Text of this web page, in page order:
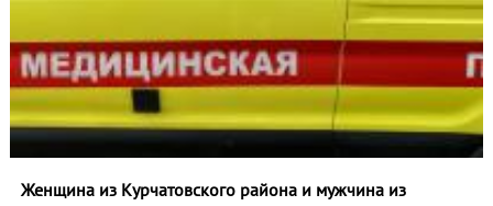
Женщина из Курчатовского района и мужчина из